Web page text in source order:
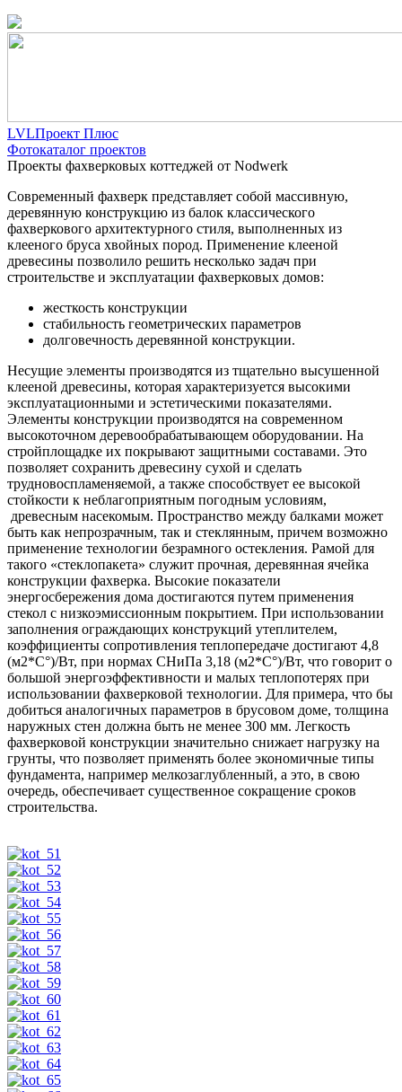
LVLПроект Плюс
Фотокаталог проектов
Проекты фахверковых коттеджей от Nodwerk
Современный фахверк представляет собой массивную,
деревянную конструкцию из балок классического
фахверкового архитектурного стиля, выполненных из
клееного бруса хвойных пород. Применение клееной
древесины позволило решить несколько задач при
строительстве и эксплуатации фахверковых домов:
жесткость конструкции
стабильность геометрических параметров
долговечность деревянной конструкции.
Несущие элементы производятся из тщательно высушенной
клееной древесины, которая характеризуется высокими
эксплуатационными и эстетическими показателями.
Элементы конструкции производятся на современном
высокоточном деревообрабатывающем оборудовании. На
стройплощадке их покрывают защитными составами. Это
позволяет сохранить древесину сухой и сделать
трудновоспламеняемой, а также способствует ее высокой
стойкости к неблагоприятным погодным условиям,
древесным насекомым. Пространство между балками может
быть как непрозрачным, так и стеклянным, причем возможно
применение технологии безрамного остекления. Рамой для
такого «стеклопакета» служит прочная, деревянная ячейка
конструкции фахверка. Высокие показатели
энергосбережения дома достигаются путем применения
стекол с низкоэмиссионным покрытием. При использовании
заполнения ограждающих конструкций утеплителем,
коэффициенты сопротивления теплопередаче достигают 4,8
(м2*С°)/Вт, при нормах СНиПа 3,18 (м2*С°)/Вт, что говорит о
большой энергоэффективности и малых теплопотерях при
использовании фахверковой технологии. Для примера, что бы
добиться аналогичных параметров в брусовом доме, толщина
наружных стен должна быть не менее 300 мм. Легкость
фахверковой конструкции значительно снижает нагрузку на
грунты, что позволяет применять более экономичные типы
фундамента, например мелкозаглубленный, а это, в свою
очередь, обеспечивает существенное сокращение сроков
строительства.